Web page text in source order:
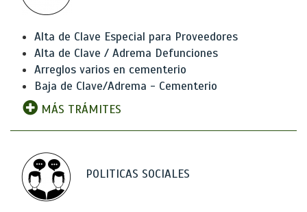
Alta de Clave Especial para Proveedores
Alta de Clave / Adrema Defunciones
Arreglos varios en cementerio
Baja de Clave/Adrema - Cementerio
MÁS TRÁMITES
POLITICAS SOCIALES